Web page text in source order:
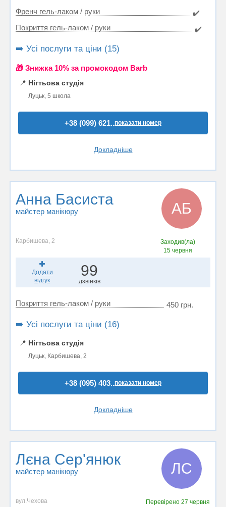
Френч гель-лаком / руки
✔️
Покриття гель-лаком / руки
✔️
➡️ Усі послуги та ціни (15)
🎁 Знижка 10% за промокодом Barb
📍 Нігтьова студія
Луцьк, 5 школа
+38 (099) 621..показати номер
Докладніше
Анна Басиста
майстер манікюру АБ
Карбишева, 2
Заходив(ла)
15 червня
Додати
відгук
99
дзвінків
Покриття гель-лаком / руки 450 грн.
➡️ Усі послуги та ціни (16)
📍 Нігтьова студія
Луцьк, Карбишева, 2
+38 (095) 403..показати номер
Докладніше
Лєна Сер'янюк
майстер манікюру ЛС
вул.Чехова Перевірено27 червня